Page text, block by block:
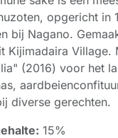
opgericht in
bij Nagano.
Kijimadaira Village.
(2016) voor het
diverse gerechten.
15%